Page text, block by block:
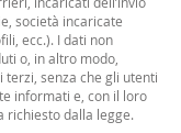
società incaricate
ecc.). I dati non
o, in altro modo,
senza che gli utenti
informati e, con il loro
richiesto dalla legge.